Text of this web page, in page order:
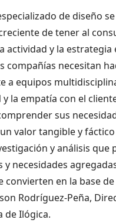
de diseño
de tener al
actividad y la estrategia
compañías necesitan
a equipos
la empatía con el
sus
valor tangible y
y análisis
y necesidades
convierten en la base
Rodríguez-Peña,
de Ilógica.